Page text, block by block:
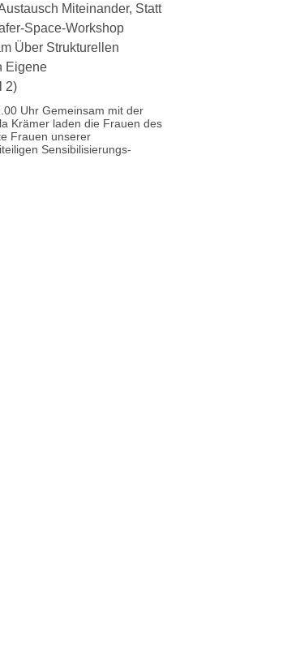
Miteinander, Statt
Space-Workshop
Über Strukturellen
Eigene
2)
Uhr Gemeinsam mit der
Krämer laden die Frauen des
Frauen unserer
Sensibilisierungs-